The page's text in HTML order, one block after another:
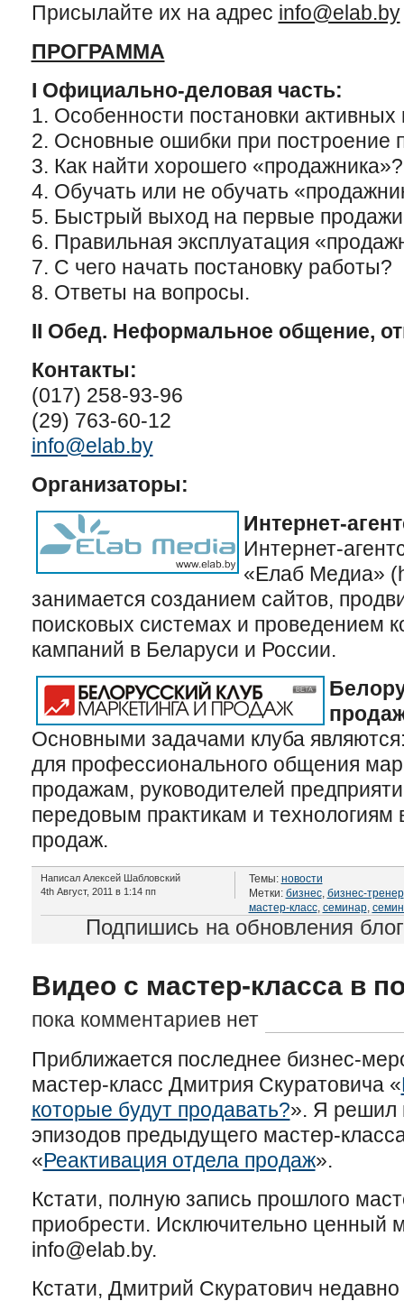
Присылайте их на адрес info@elab.by
ПРОГРАММА
I Официально-деловая часть:
1. Особенности постановки активных
2. Основные ошибки при построение
3. Как найти хорошего «продажника»?
4. Обучать или не обучать
5. Быстрый выход на первые
6. Правильная эксплуатация
7. С чего начать постановку работы?
8. Ответы на вопросы.
II Обед. Неформальное общение,
Контакты:
(017) 258-93-96
(29) 763-60-12
info@elab.by
Организаторы:
Интернет-
Интернет-
«Елаб Медиа»
занимается созданием сайтов,
поисковых системах и проведением
кампаний в Беларуси и России.
Основными задачами клуба
для профессионального общения
продажам, руководителей
передовым практикам и технологиям
продаж.
Написал Алексей Шабловский
4th Август, 2011 в 1:14 пп
Темы: новости
Метки: бизнес, бизнес-тренер
мастер-класс, семинар,
Подпишись на обновления
Видео с мастер-класса в
пока комментариев нет
Приближается последнее бизнес-
мастер-класс Дмитрия Скуратовича «
которые будут продавать?». Я решил
эпизодов предыдущего мастер-
«Реактивация отдела продаж».
Кстати, полную запись прошлого
приобрести. Исключительно ценный
info@elab.by.
Кстати, Дмитрий Скуратович